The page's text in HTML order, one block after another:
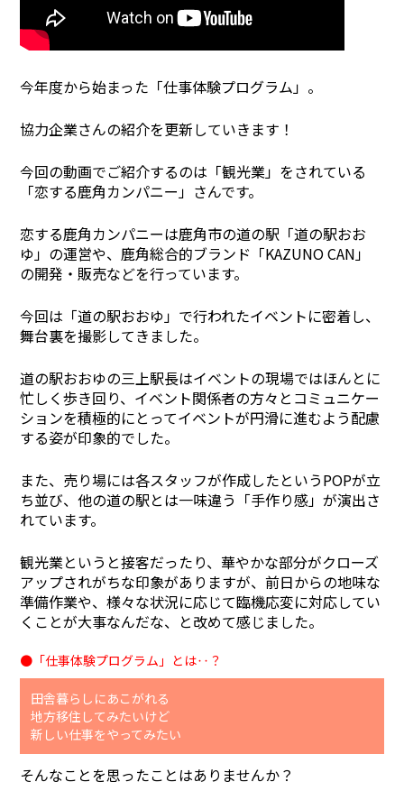
今年度から始まった「仕事体験プログラム」。
協力企業さんの紹介を更新していきます！
今回の動画でご紹介するのは「観光業」をされている
「恋する鹿角カンパニー」さんです。
恋する鹿角カンパニーは鹿角市の道の駅「道の駅おお
ゆ」の運営や、鹿角総合的ブランド「KAZUNO CAN」
の開発・販売などを行っています。
今回は「道の駅おおゆ」で行われたイベントに密着し、
舞台裏を撮影してきました。
道の駅おおゆの三上駅長はイベントの現場ではほんとに
忙しく歩き回り、イベント関係者の方々とコミュニケー
ションを積極的にとってイベントが円滑に進むよう配慮
する姿が印象的でした。
また、売り場には各スタッフが作成したというPOPが立
ち並び、他の道の駅とは一味違う「手作り感」が演出さ
れています。
観光業というと接客だったり、華やかな部分がクローズ
アップされがちな印象がありますが、前日からの地味な
準備作業や、様々な状況に応じて臨機応変に対応してい
くことが大事なんだな、と改めて感じました。
●「仕事体験プログラム」とは‥？
田舎暮らしにあこがれる
地方移住してみたいけど
新しい仕事をやってみたい
そんなことを思ったことはありませんか？